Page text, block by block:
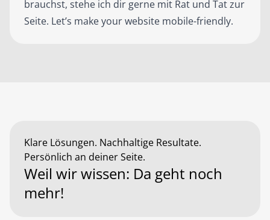
brauchst, stehe ich dir gerne mit Rat und Tat zur
Seite. Let’s make your website mobile-friendly.
Klare Lösungen. Nachhaltige Resultate.
Persönlich an deiner Seite.
Weil wir wissen: Da geht noch
mehr!